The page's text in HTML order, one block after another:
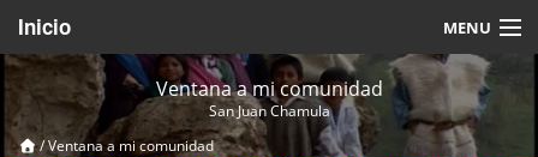
Inicio MENU
Acerca de
Videos Temáticos
Ventana a mi comunidad
San Juan Chamula
/Ventana a mi comunidad